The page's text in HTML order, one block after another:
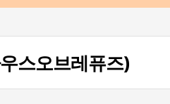
스오브레퓨즈)